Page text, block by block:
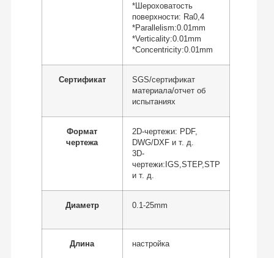
*Шероховатость
поверхности: Ra0,4
*Parallelism:0.01mm
*Verticality:0.01mm
*Concentricity:0.01mm
Сертификат
SGS/сертификат
материала/отчет об
испытаниях
Формат
чертежа
2D-чертежи: PDF,
DWG/DXF и т. д.
3D-
чертежи:IGS,STEP,STP
и т. д.
Диаметр 0.1-25mm
Длина настройка